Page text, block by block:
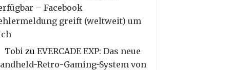
– Facebook
greift (weltweit) um
Tobi zu EVERCADE EXP: Das neue
Retro-Gaming-System von